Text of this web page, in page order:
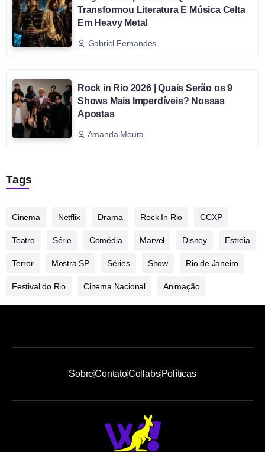
Transformou Literatura E Música Celta
Em Heavy Metal
Gabriel Fernandes
Rock in Rio 2026 | Quais Serão os 9
Shows Mais Imperdíveis? Nossas
Apostas
Amanda Moura
Tags
Cinema Netflix Drama Rock In Rio CCXP
Teatro Série Comédia Marvel Disney Estreia
Terror Mostra SP Séries Show Rio de Janeiro
Festival do Rio Cinema Nacional Animação
SobreContatoCollabsPolíticas